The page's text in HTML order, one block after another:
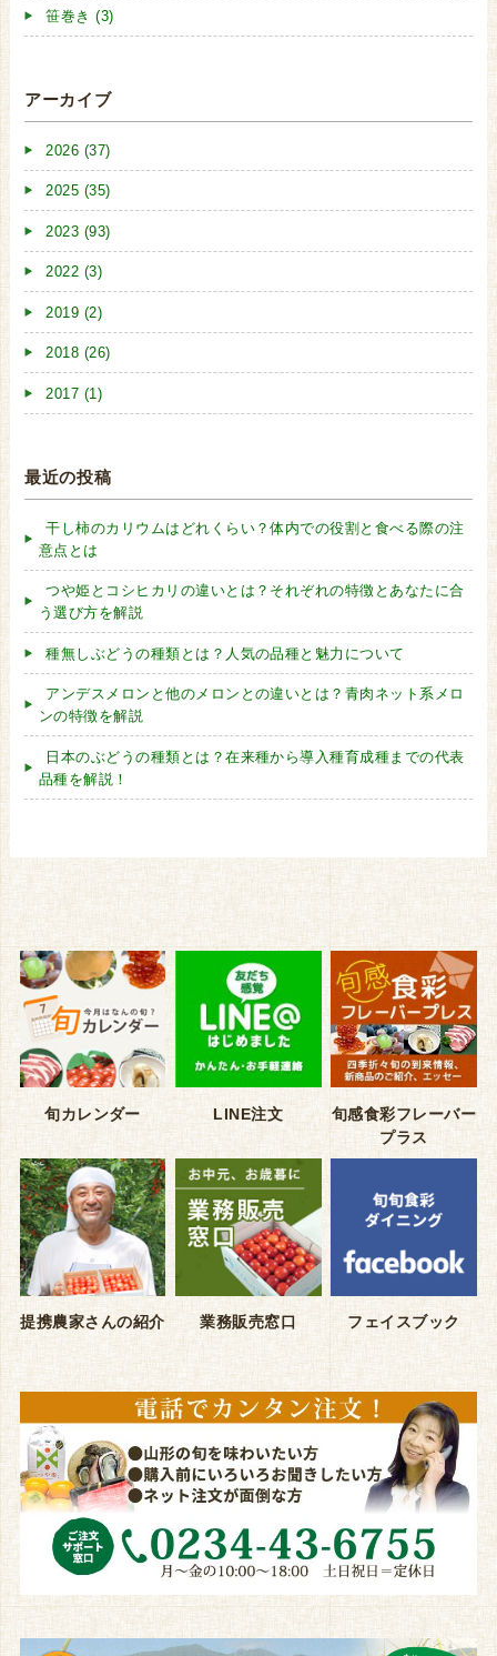
笹巻き (3)
アーカイブ
2026 (37)
2025 (35)
2023 (93)
2022 (3)
2019 (2)
2018 (26)
2017 (1)
最近の投稿
干し柿のカリウムはどれくらい？体内での役割と食べる際の注
意点とは
つや姫とコシヒカリの違いとは？それぞれの特徴とあなたに合
う選び方を解説
種無しぶどうの種類とは？人気の品種と魅力について
アンデスメロンと他のメロンとの違いとは？青肉ネット系メロ
ンの特徴を解説
日本のぶどうの種類とは？在来種から導入種育成種までの代表
品種を解説！
旬カレンダー LINE注文
旬感食彩フレーバー
プラス
提携農家さんの紹介 業務販売窓口 フェイスブック